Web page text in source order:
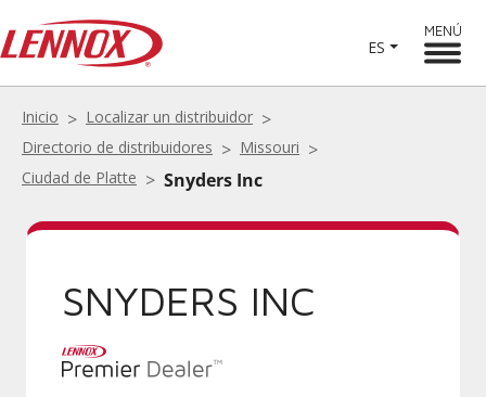
ES
MENÚ
Inicio
Localizar un distribuidor
Directorio de distribuidores
Missouri
Ciudad de Platte
Snyders Inc
SNYDERS INC